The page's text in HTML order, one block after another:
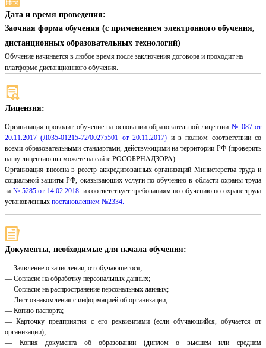
Дата и время проведения:
Заочная форма обучения (с применением электронного обучения,
дистанционных образовательных технологий)
Обучение начинается в любое время после заключения договора и проходит на
платформе дистанционного обучения.
Лицензия:
Организация проводит обучение на основании образовательной лицензии № 087 от
20.11.2017 (Л035-01215-72/00275501 от 20.11.2017) и в полном соответствии со
всеми образовательными стандартами, действующими на территории РФ (проверить
нашу лицензию вы можете на сайте РОСОБРНАДЗОРА).
Организация внесена в реестр аккредитованных организаций Министерства труда и
социальной защиты РФ, оказывающих услуги по обучению в области охраны труда
за № 5285 от 14.02.2018и соответствует требованиям по обучению по охране труда
установленных постановлением №2334.
Документы, необходимые для начала обучения:
— Заявление о зачислении, от обучающегося;
— Согласие на обработку персональных данных;
— Согласие на распространение персональных данных;
— Лист ознакомления с информацией об организации;
— Копию паспорта;
— Карточку предприятия с его реквизитами (если обучающийся, обучается от
организации);
— Копия документа об образовании (диплом о высшем или среднем